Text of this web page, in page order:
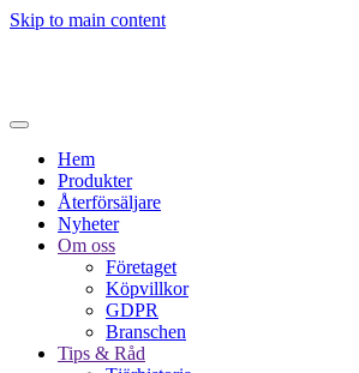
Skip to main content
Hem
Produkter
Återförsäljare
Nyheter
Om oss
Företaget
Köpvillkor
GDPR
Branschen
Tips & Råd